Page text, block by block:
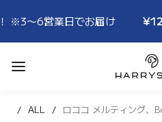
け ¥12000以上ご注文で
ALL ロココ メルティング、